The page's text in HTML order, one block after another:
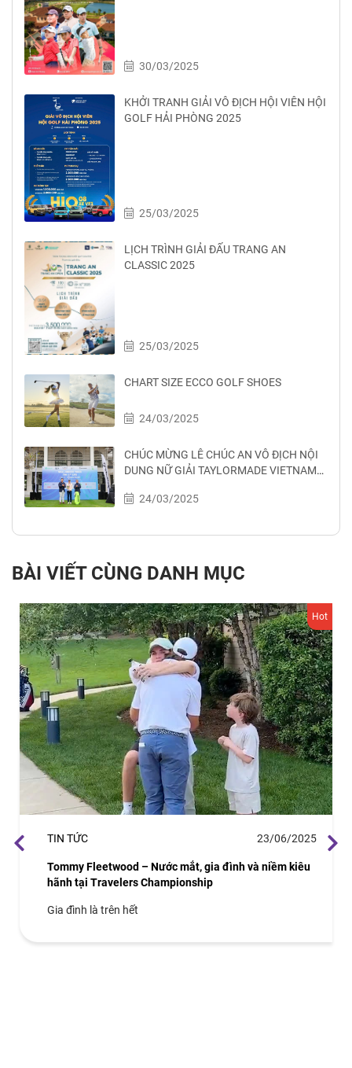
30/03/2025
KHỞI TRANH GIẢI VÔ ĐỊCH HỘI VIÊN HỘI
GOLF HẢI PHÒNG 2025
25/03/2025
LỊCH TRÌNH GIẢI ĐẤU TRANG AN
CLASSIC 2025
25/03/2025
CHART SIZE ECCO GOLF SHOES
24/03/2025
CHÚC MỪNG LÊ CHÚC AN VÔ ĐỊCH NỘI
DUNG NỮ GIẢI TAYLORMADE VIETNAM
24/03/2025
BÀI VIẾT CÙNG DANH MỤC
Hot
Fleetwood – Nước mắt, gia đình và niềm kiêu
Travelers Championship
là trên hết
TIN TỨC